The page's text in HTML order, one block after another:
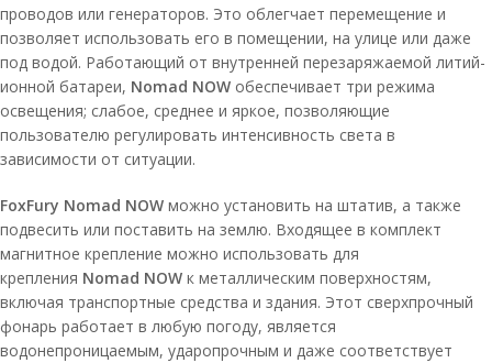
проводов или генераторов. Это облегчает перемещение и
позволяет использовать его в помещении, на улице или даже
под водой. Работающий от внутренней перезаряжаемой литий-
ионной батареи, Nomad NOW обеспечивает три режима
освещения; слабое, среднее и яркое, позволяющие
пользователю регулировать интенсивность света в
зависимости от ситуации.
FoxFury Nomad NOW можно установить на штатив, а также
подвесить или поставить на землю. Входящее в комплект
магнитное крепление можно использовать для
крепления Nomad NOW к металлическим поверхностям,
включая транспортные средства и здания. Этот сверхпрочный
фонарь работает в любую погоду, является
водонепроницаемым, ударопрочным и даже соответствует